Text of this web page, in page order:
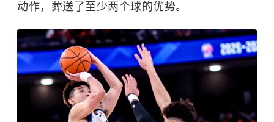
动作，葬送了至少两个球的优势。